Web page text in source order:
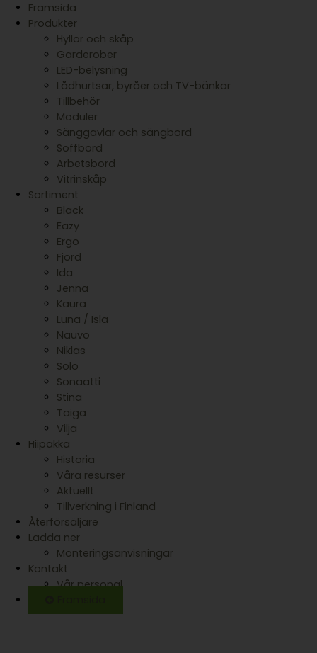
Framsida
Produkter
Hyllor och skåp
Garderober
LED-belysning
Lådhurtsar, byråer och TV-bänkar
Tillbehör
Moduler
Sänggavlar och sängbord
Soffbord
Arbetsbord
Vitrinskåp
Sortiment
Black
Eazy
Ergo
Fjord
Ida
Jenna
Kaura
Luna / Isla
Nauvo
Niklas
Solo
Sonaatti
Stina
Taiga
Vilja
Hiipakka
Historia
Våra resurser
Aktuellt
Tillverkning i Finland
Återförsäljare
Ladda ner
Monteringsanvisningar
Kontakt
Vår personal